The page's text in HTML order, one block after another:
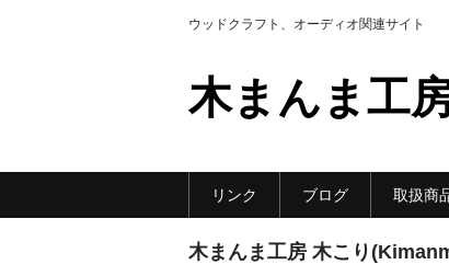
ウッドクラフト、オーディオ関連サイト
木まんま工
リンク ブログ 取扱商
木まんま工房 木こり